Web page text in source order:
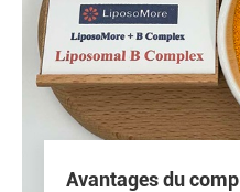
Avantages du